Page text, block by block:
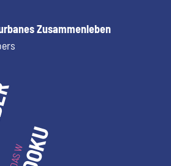
Zusammenleben
DAS W
DOKU